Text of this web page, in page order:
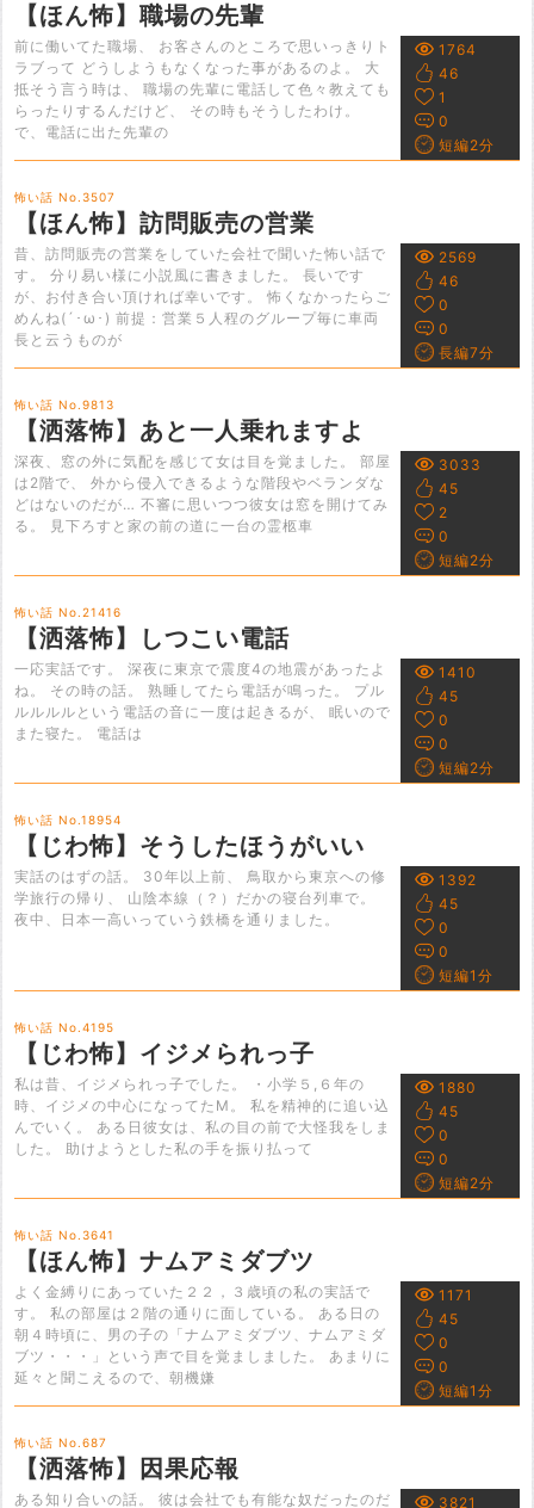
【ほん怖】職場の先輩
前に働いてた職場、 お客さんのところで思いっきりト
ラブって どうしようもなくなった事があるのよ。 大
抵そう言う時は、 職場の先輩に電話して色々教えても
らったりするんだけど、 その時もそうしたわけ。
で、電話に出た先輩の
1764
46
1
0
短編2分
怖い話 No.3507
【ほん怖】訪問販売の営業
昔、訪問販売の営業をしていた会社で聞いた怖い話で
す。 分り易い様に小説風に書きました。 長いです
が、お付き合い頂ければ幸いです。 怖くなかったらご
めんね(´･ω･) 前提：営業５人程のグループ毎に車両
長と云うものが
2569
46
0
0
長編7分
怖い話 No.9813
【洒落怖】あと一人乗れますよ
深夜、窓の外に気配を感じて女は目を覚ました。 部屋
は2階で、 外から侵入できるような階段やベランダな
どはないのだが… 不審に思いつつ彼女は窓を開けてみ
る。 見下ろすと家の前の道に一台の霊柩車
3033
45
2
0
短編2分
怖い話 No.21416
【洒落怖】しつこい電話
一応実話です。 深夜に東京で震度4の地震があったよ
ね。 その時の話。 熟睡してたら電話が鳴った。 プル
ルルルルという電話の音に一度は起きるが、 眠いので
また寝た。 電話は
1410
45
0
0
短編2分
怖い話 No.18954
【じわ怖】そうしたほうがいい
実話のはずの話。 30年以上前、 鳥取から東京への修
学旅行の帰り、 山陰本線（？）だかの寝台列車で。
夜中、日本一高いっていう鉄橋を通りました。
1392
45
0
0
短編1分
怖い話 No.4195
【じわ怖】イジメられっ子
私は昔、イジメられっ子でした。 ・小学５,６年の
時、イジメの中心になってたM。 私を精神的に追い込
んでいく。 ある日彼女は、私の目の前で大怪我をしま
した。 助けようとした私の手を振り払って
1880
45
0
0
短編2分
怖い話 No.3641
【ほん怖】ナムアミダブツ
よく金縛りにあっていた２２，３歳頃の私の実話で
す。 私の部屋は２階の通りに面している。 ある日の
朝４時頃に、男の子の「ナムアミダブツ、ナムアミダ
ブツ・・・」という声で目を覚ましました。 あまりに
延々と聞こえるので、朝機嫌
1171
45
0
0
短編1分
怖い話 No.687
【洒落怖】因果応報
ある知り合いの話。 彼は会社でも有能な奴だったのだ 3821